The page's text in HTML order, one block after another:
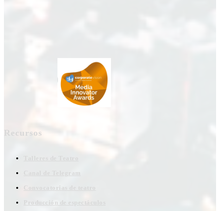
Recursos
Canal de Telegram
Convocatorias de teatro
Producción de espectáculos